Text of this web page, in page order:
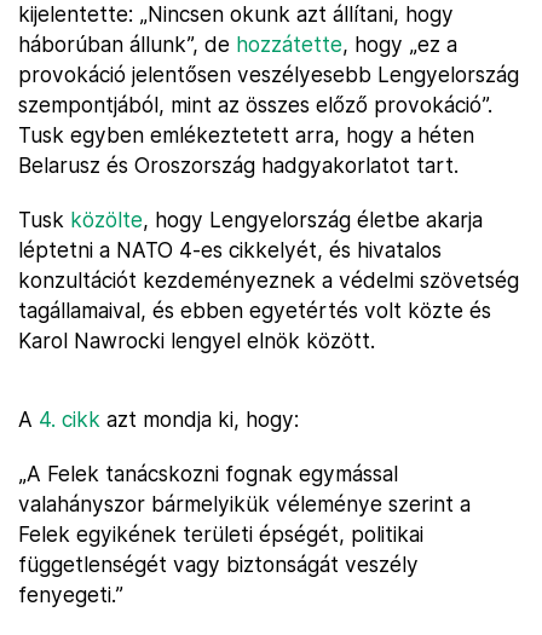
kijelentette: „Nincsen okunk azt állítani, hogy
háborúban állunk”, de hozzátette, hogy „ez a
provokáció jelentősen veszélyesebb Lengyelország
szempontjából, mint az összes előző provokáció”.
Tusk egyben emlékeztetett arra, hogy a héten
Belarusz és Oroszország hadgyakorlatot tart.
Tusk közölte, hogy Lengyelország életbe akarja
léptetni a NATO 4-es cikkelyét, és hivatalos
konzultációt kezdeményeznek a védelmi szövetség
tagállamaival, és ebben egyetértés volt közte és
Karol Nawrocki lengyel elnök között.
A 4. cikk azt mondja ki, hogy:
„A Felek tanácskozni fognak egymással
valahányszor bármelyikük véleménye szerint a
Felek egyikének területi épségét, politikai
függetlenségét vagy biztonságát veszély
fenyegeti.”